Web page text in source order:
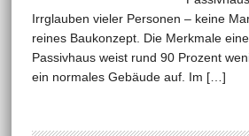
Irrglauben vieler Personen – keine
reines Baukonzept. Die Merkmale
Passivhaus weist rund 90 Prozent
ein normales Gebäude auf. Im […]